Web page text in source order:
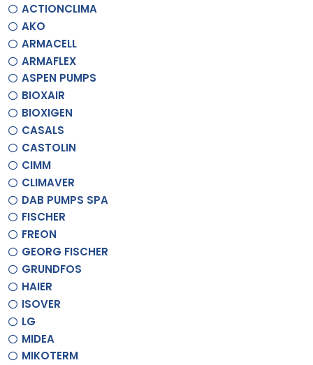
ACTIONCLIMA
AKO
ARMACELL
ARMAFLEX
ASPEN PUMPS
BIOXAIR
BIOXIGEN
CASALS
CASTOLIN
CIMM
CLIMAVER
DAB PUMPS SPA
FISCHER
FREON
GEORG FISCHER
GRUNDFOS
HAIER
ISOVER
LG
MIDEA
MIKOTERM